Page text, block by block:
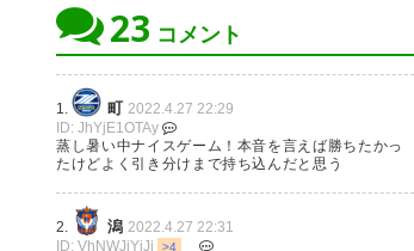
まさに死闘だったな～🔥 現地の
方もお疲れ様でした ゆっくりや
すんで次こそ勝ちましょう！！
#zelvia #0427横浜FC
— たかしん@クレ
(shinchasooow)
23 コメント
1. 町 2022.4.27 22:29
ID: JhYjE1OTAy
蒸し暑い中ナイスゲーム！本音を言えば勝ちたかっ
たけどよく引き分けまで持ち込んだと思う
2. 潟 2022.4.27 22:31
ID: VhNWJjYjJj
>4